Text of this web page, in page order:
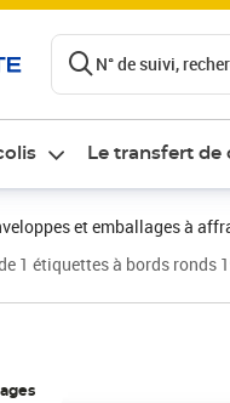
N° de suivi,
Le transfert de
et emballages à
1 étiquettes à bords